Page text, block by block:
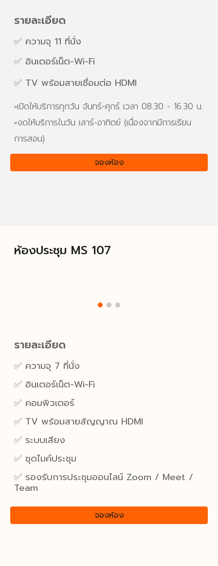
รายละเอียด
✅ ความจุ 11 ที่นั่ง
✅ อินเตอร์เน็ต-Wi-Fi
✅ TV พร้อมสายเชื่อมต่อ HDMI
▫️เปิดให้บริการทุกวัน จันทร์-ศุกร์ เวลา 08.30 - 16.30 น.
▫️งดให้บริการในวัน เสาร์-อาทิตย์ (เนื่องจากมีการเรียน
การสอน)
จองห้อง
ห้องประชุม MS 107
รายละเอียด
✅ ความจุ 7 ที่นั่ง
✅ อินเตอร์เน็ต-Wi-Fi
✅ คอมพิวเตอร์
✅ TV พร้อมสายสัญญาณ HDMI
✅ ระบบเสียง
✅ ชุดไมค์ประชุม
✅ รองรับการประชุมออนไลน์ Zoom / Meet /
Team
จองห้อง